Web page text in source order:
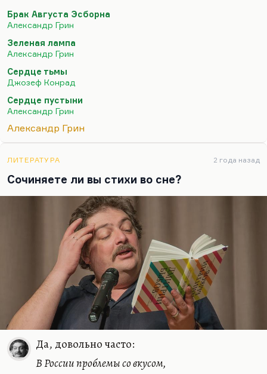
«Брака Августа Эсборна». И вот там есть такой
рассказ, совершенно я его не помнил. Может
быть, я его не читал вовсе. «Элда и Анготэя». Этот
рассказ меня потряс абсолютно, меня глубоко
перепахал. Я мог бы в порядке эксперимента
рассказать его завязку, чтобы посмотреть, как вы
будете его продолжать.
Значит, у Грина есть гениальные рассказы,
Самый канонический…
Брак Августа Эсборна
Александр Грин
Зеленая лампа
Александр Грин
Сердце тьмы
Джозеф Конрад
Сердце пустыни
Александр Грин
Александр Грин
ЛИТЕРАТУРА 2 года назад
Сочиняете ли вы стихи во сне?
Да, довольно часто:
В России проблемы со вкусом,